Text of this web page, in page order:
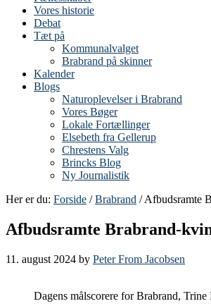
Vores historie
Debat
Tæt på
Kommunalvalget
Brabrand på skinner
Kalender
Blogs
Naturoplevelser i Brabrand
Vores Bøger
Lokale Fortællinger
Elsebeth fra Gellerup
Chrestens Valg
Brincks Blog
Ny Journalistik
Her er du: Forside /Brabrand / Afbudsramte
Afbudsramte Brabrand-
11. august 2024 by Peter From Jacobsen
Dagens målscorere for Brabrand,